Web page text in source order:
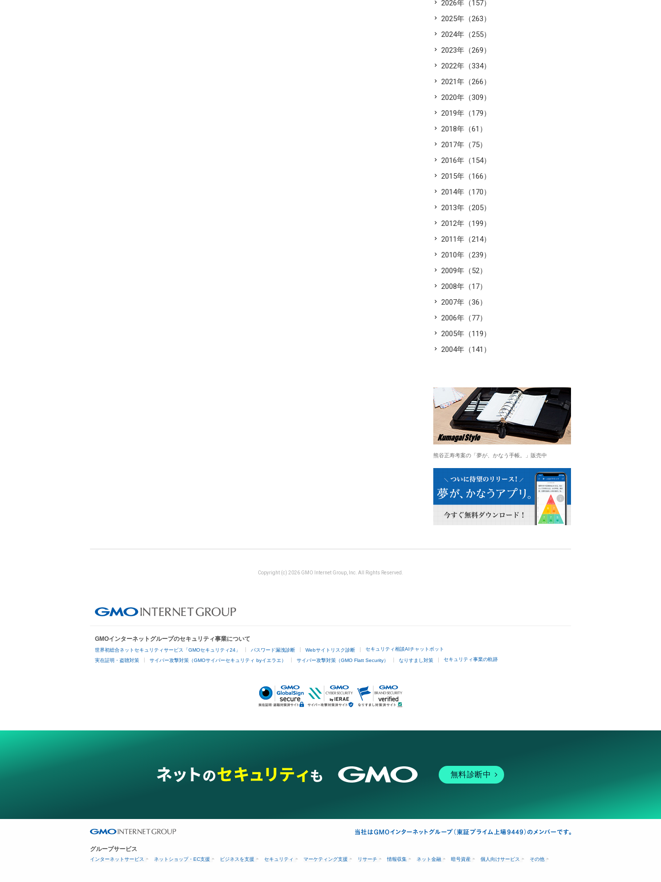
2026年（157）
2025年（263）
2024年（255）
2023年（269）
2022年（334）
2021年（266）
2020年（309）
2019年（179）
2018年（61）
2017年（75）
2016年（154）
2015年（166）
2014年（170）
2013年（205）
2012年（199）
2011年（214）
2010年（239）
2009年（52）
2008年（17）
2007年（36）
2006年（77）
2005年（119）
2004年（141）
熊谷正寿考案の「夢が、かなう手帳。」販売中
Copyright (c) 2026 GMO Internet Group, Inc. All Rights Reserved.
GMOインターネットグループのセキュリティ事業について
世界初総合ネットセキュリティサービス「GMOセキュリティ24」 パスワード漏洩診断 Webサイトリスク診断 セキュリティ相談AIチャットボット
実在証明・盗聴対策 サイバー攻撃対策（GMOサイバーセキュリティ byイエラエ） サイバー攻撃対策（GMO Flatt Security） なりすまし対策 セキュリティ事業の軌跡
無料診断中
グループサービス
インターネットサービス ネットショップ・EC支援 ビジネスを支援 セキュリティ マーケティング支援 リサーチ 情報収集 ネット金融 暗号資産 個人向けサービス その他